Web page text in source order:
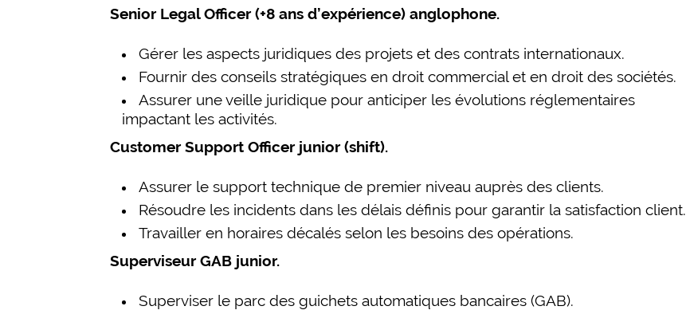
Senior Legal Officer (+8 ans d’expérience) anglophone.
Gérer les aspects juridiques des projets et des contrats internationaux.
Fournir des conseils stratégiques en droit commercial et en droit des sociétés.
Assurer une veille juridique pour anticiper les évolutions réglementaires
impactant les activités.
Customer Support Officer junior (shift).
Assurer le support technique de premier niveau auprès des clients.
Résoudre les incidents dans les délais définis pour garantir la satisfaction client.
Travailler en horaires décalés selon les besoins des opérations.
Superviseur GAB junior.
Superviser le parc des guichets automatiques bancaires (GAB).